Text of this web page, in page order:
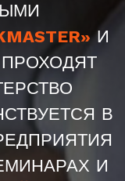
И
В
И